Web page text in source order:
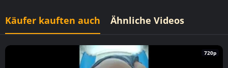
Käufer kauften auch Ähnliche Videos
720p